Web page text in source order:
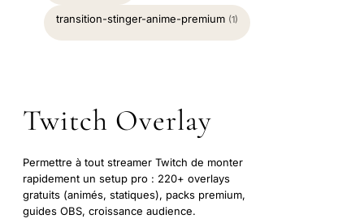
transition-stinger-anime-premium (1)
Twitch Overlay
Permettre à tout streamer Twitch de monter
rapidement un setup pro : 220+ overlays
gratuits (animés, statiques), packs premium,
guides OBS, croissance audience.